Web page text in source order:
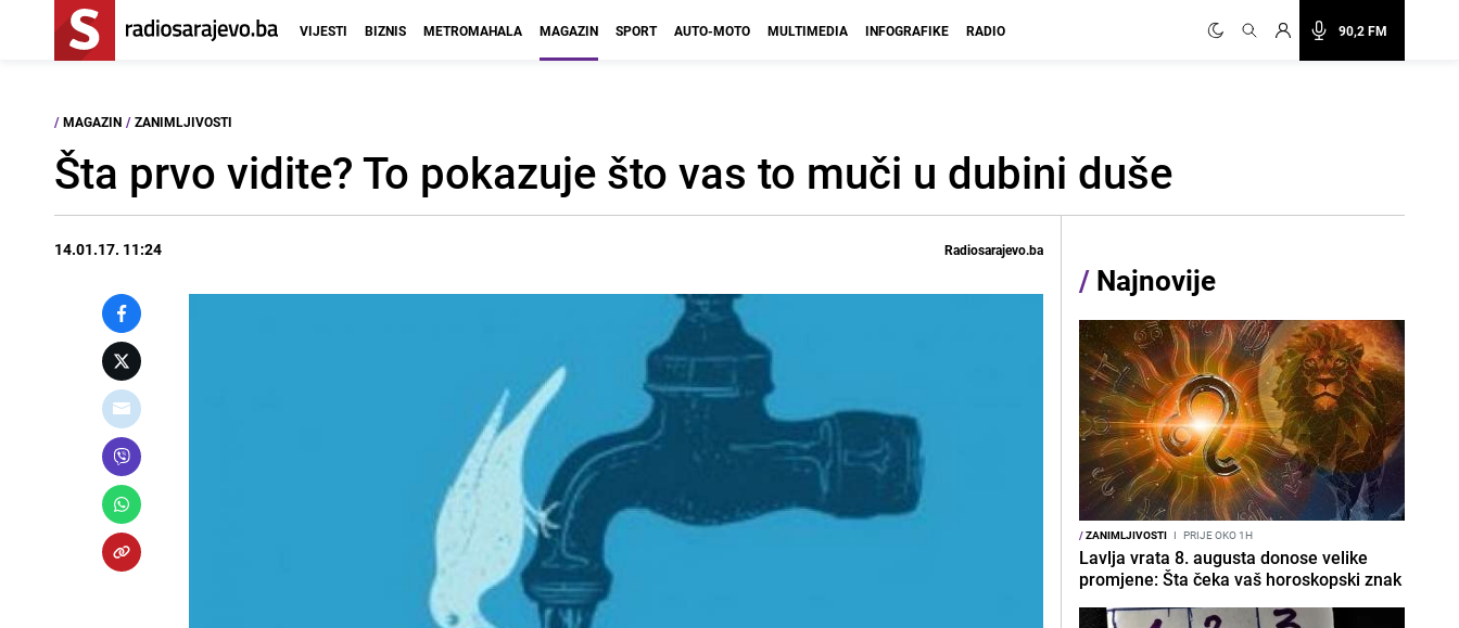
90,2 FM
VIJESTI BIZNIS METROMAHALA MAGAZIN SPORT AUTO-MOTO MULTIMEDIA INFOGRAFIKE RADIO
/ MAGAZIN / ZANIMLJIVOSTI
Šta prvo vidite? To pokazuje što vas to muči u dubini duše
14.01.17. 11:24 Radiosarajevo.ba
/ Najnovije
/ZANIMLJIVOSTI I PRIJE OKO 1H
Lavlja vrata 8. augusta donose velike
promjene: Šta čeka vaš horoskopski znak